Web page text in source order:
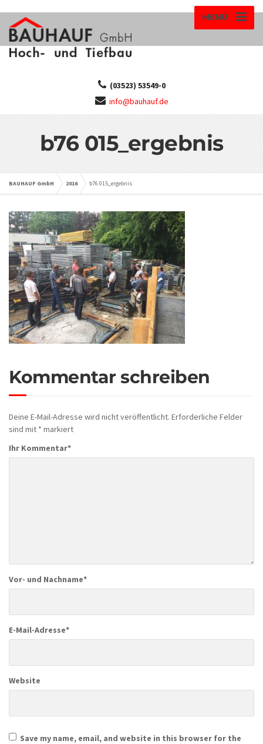
MENÜ
(03523) 53549-0
info@bauhauf.de
b76 015_ergebnis
BAUHAUF GmbH 2016 b76 015_ergebnis
Kommentar schreiben
Deine E-Mail-Adresse wird nicht veröffentlicht. Erforderliche Felder
sind mit * markiert
Ihr Kommentar*
Vor- und Nachname*
E-Mail-Adresse*
Website
Save my name, email, and website in this browser for the